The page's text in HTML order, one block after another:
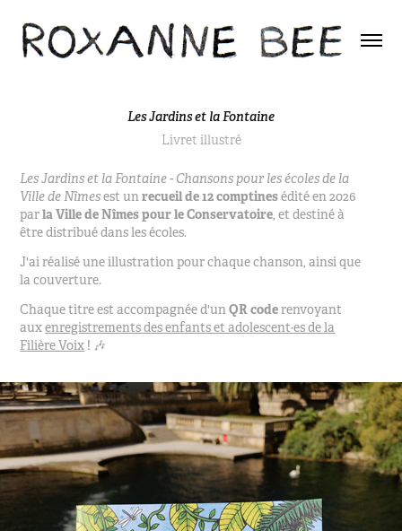
Les Jardins et la Fontaine
Livret illustré
Les Jardins et la Fontaine - Chansons pour les écoles de la
Ville de Nîmesest unrecueil de 12 comptinesédité en 2026
parla Ville de Nîmes pour le Conservatoire, et destiné à
être distribué dans les écoles.
J'ai réalisé une illustration pour chaque chanson, ainsi que
la couverture.
Chaque titre est accompagnée d'unQR coderenvoyant
auxenregistrements des enfants et adolescent·es de la
Filière Voix ! 🎶